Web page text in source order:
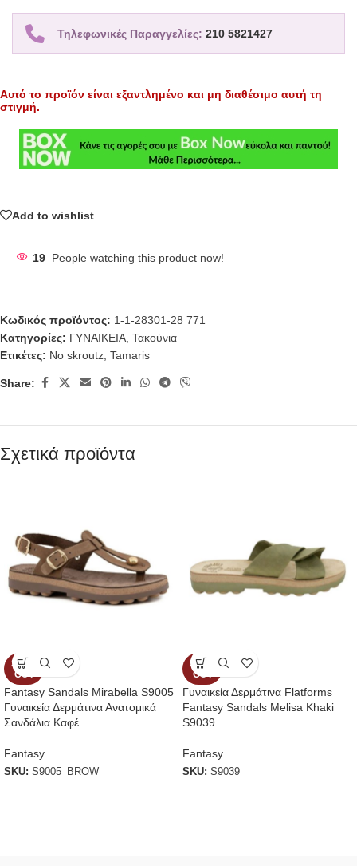
Τηλεφωνικές Παραγγελίες: 210 5821427
Αυτό το προϊόν είναι εξαντλημένο και μη διαθέσιμο αυτή τη
στιγμή.
Add to wishlist
19 People watching this product now!
Κωδικός προϊόντος: 1-1-28301-28 771
Κατηγορίες: ΓΥΝΑΙΚΕΙΑ Τακούνια
Ετικέτες: No skroutz Tamaris
Share:
Σχετικά προϊόντα
SOLD
OUT
Fantasy Sandals Mirabella S9005
Γυναικεία Δερμάτινα Ανατομικά
Σανδάλια Καφέ
Fantasy
SKU: S9005_BROW
SOLD
OUT
Γυναικεία Δερμάτινα Flatforms
Fantasy Sandals Melisa Khaki
S9039
Fantasy
SKU: S9039